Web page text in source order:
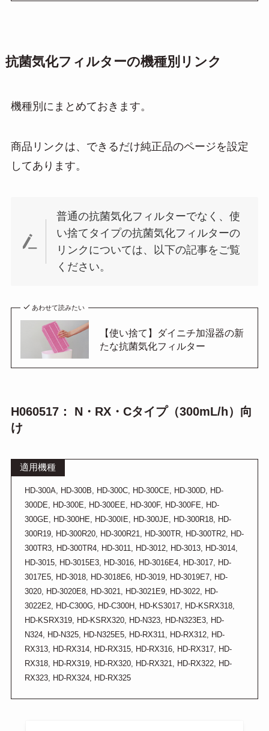
抗菌気化フィルターの機種別リンク
機種別にまとめておきます。
商品リンクは、できるだけ純正品のページを設定
してあります。
普通の抗菌気化フィルターでなく、使
い捨てタイプの抗菌気化フィルターの
リンクについては、以下の記事をご覧
ください。
あわせて読みたい
【使い捨て】ダイニチ加湿器の新
たな抗菌気化フィルター
H060517： N・RX・Cタイプ（300mL/h）向
け
適用機種
HD-300A, HD-300B, HD-300C, HD-300CE, HD-300D, HD-
300DE, HD-300E, HD-300EE, HD-300F, HD-300FE, HD-
300GE, HD-300HE, HD-300IE, HD-300JE, HD-300R18, HD-
300R19, HD-300R20, HD-300R21, HD-300TR, HD-300TR2, HD-
300TR3, HD-300TR4, HD-3011, HD-3012, HD-3013, HD-3014,
HD-3015, HD-3015E3, HD-3016, HD-3016E4, HD-3017, HD-
3017E5, HD-3018, HD-3018E6, HD-3019, HD-3019E7, HD-
3020, HD-3020E8, HD-3021, HD-3021E9, HD-3022, HD-
3022E2, HD-C300G, HD-C300H, HD-KS3017, HD-KSRX318,
HD-KSRX319, HD-KSRX320, HD-N323, HD-N323E3, HD-
N324, HD-N325, HD-N325E5, HD-RX311, HD-RX312, HD-
RX313, HD-RX314, HD-RX315, HD-RX316, HD-RX317, HD-
RX318, HD-RX319, HD-RX320, HD-RX321, HD-RX322, HD-
RX323, HD-RX324, HD-RX325